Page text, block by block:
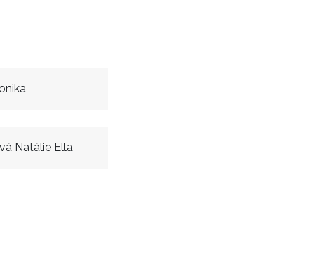
Natálie Ella